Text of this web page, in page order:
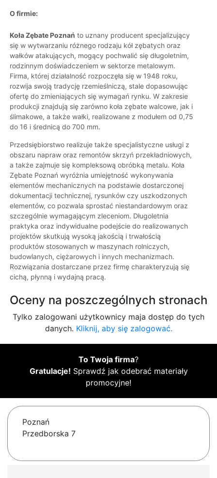
O firmie:
Koła Zębate Poznań to uznany producent specjalizujący
się w wytwarzaniu różnego rodzaju kół zębatych oraz
wałków atakujących, mogący pochwalić się długoletnim,
rodzinnym doświadczeniem w sektorze metalowym.
Firma, której działalność rozpoczęła się w 1948 roku,
rozwija swoją tradycję rzemieślniczą, stale dopasowując
ofertę do zmieniających się wymagań rynku. W zakresie
produkcji znajdują się zarówno koła zębate walcowe, jak i
ślimakowe, a także wałki, realizowane z modułem od 0,75
do 16 i średnicą do 700 mm.
Przedsiębiorstwo realizuje także specjalistyczne usługi z
obszaru napraw oraz remontów skrzyń przekładniowych,
a także zajmuje się kompleksową obróbką metalu. Koła
Zębate Poznań wyróżnia umiejętność wykonywania
elementów mechanicznych na podstawie dostarczonej
dokumentacji technicznej, rysunków czy uszkodzonych
elementów, co pozwala sprostać niestandardowym oraz
szczególnie wymagającym zleceniom. Długoletnia
praktyka oraz indywidualne podejście do realizowanych
projektów skutkują wysoką jakością i trwałością
produktów stosowanych w maszynach rolniczych,
budowlanych, ciężarowych i innych mechanizmach.
Rozwiązania dostarczane przez firmę charakteryzują się
cichą, płynną i wydajną pracą.
Oceny na poszczególnych stronach
Tylko zalogowani użytkownicy maja dostęp do tych
danych. Kliknij, aby się zalogować.
To Twoja firma?
Gratulacje! Sprawdź jak odebrać materiały
promocyjne!
Poznań
Przedborska 7